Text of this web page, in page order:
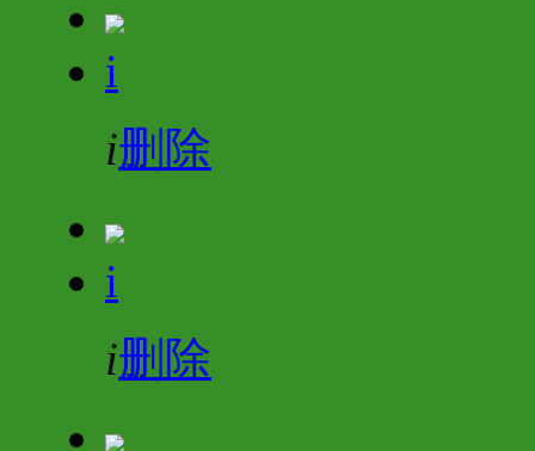
i
i删除
i
i删除